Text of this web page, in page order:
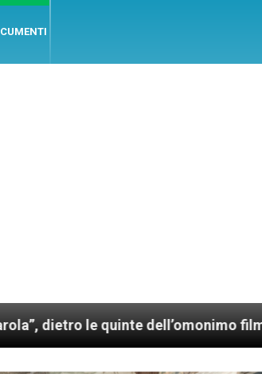
dell’omonimo film di Wim Wenders